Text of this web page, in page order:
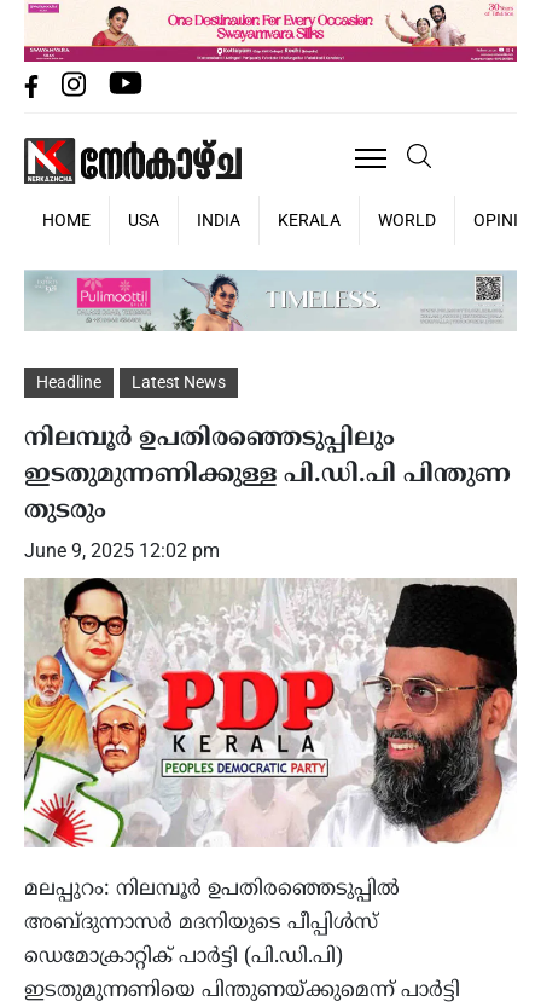
HOME USA INDIA KERALA WORLD OPINION
Headline Latest News
നിലമ്പൂര്‍ ഉപതിരഞ്ഞെടുപ്പിലും
ഇടതുമുന്നണിക്കുള്ള പി.ഡി.പി പിന്തുണ
തുടരും
June 9, 2025 12:02 pm
മലപ്പുറം: നിലമ്പൂര്‍ ഉപതിരഞ്ഞെടുപ്പില്‍
അബ്ദുന്നാസര്‍ മദനിയുടെ പീപ്പിള്‍സ്
ഡെമോക്രാറ്റിക് പാര്‍ട്ടി (പി.ഡി.പി)
ഇടതുമുന്നണിയെ പിന്തുണയ്ക്കുമെന്ന് പാര്‍ട്ടി